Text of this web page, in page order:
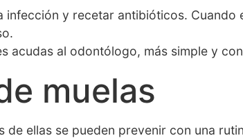
y recetar antibióticos. Cuando
acudas al odontólogo, más simple y
muelas
ellas se pueden prevenir con una